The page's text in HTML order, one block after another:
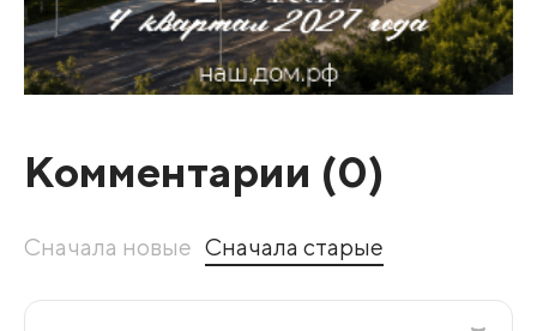
Комментарии (0)
Сначала новые Сначала старые